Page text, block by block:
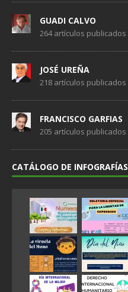
GUADI CALVO
264 artículos publicados
JOSÉ UREÑA
218 artículos publicados
FRANCISCO GARFIAS
205 artículos publicados
CATÁLOGO DE INFOGRAFÍAS